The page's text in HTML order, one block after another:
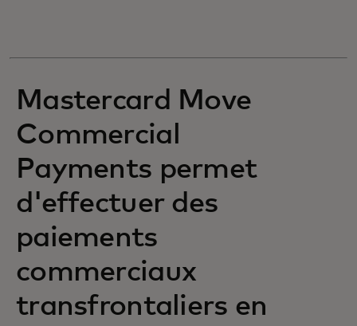
Mastercard Move
Commercial
Payments permet
d'effectuer des
paiements
commerciaux
transfrontaliers en